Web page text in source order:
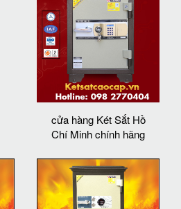
cửa hàng Két Sắt Hồ
Chí Minh chính hãng